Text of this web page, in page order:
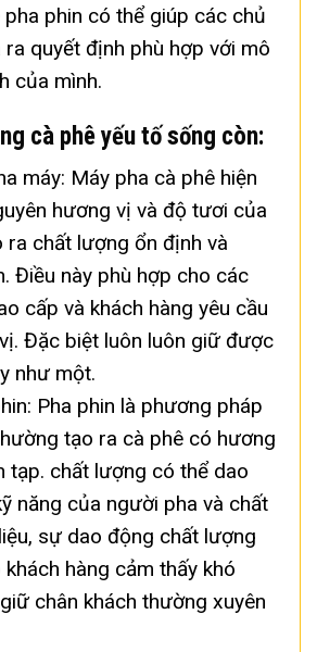
pha phin có thể giúp các chủ
quyết định phù hợp với mô
của mình.
cà phê yếu tố sống còn:
máy: Máy pha cà phê hiện
hương vị và độ tươi của
ra chất lượng ổn định và
Điều này phù hợp cho các
cấp và khách hàng yêu cầu
Đặc biệt luôn luôn giữ được
như một.
Pha phin là phương pháp
tạo ra cà phê có hương
tạp. chất lượng có thể dao
năng của người pha và chất
sự dao động chất lượng
hàng cảm thấy khó
chân khách thường xuyên